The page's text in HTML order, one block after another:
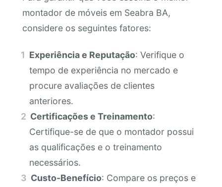
montador de móveis em Seabra BA,
considere os seguintes fatores:
Experiência e Reputação: Verifique o
tempo de experiência no mercado e
procure avaliações de clientes
anteriores.
Certificações e Treinamento:
Certifique-se de que o montador possui
as qualificações e o treinamento
necessários.
Custo-Benefício: Compare os preços e